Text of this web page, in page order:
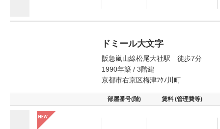
ドミール大文字
阪急嵐山線松尾大社駅 徒歩7分
1990年築 / 3階建
京都市右京区梅津ﾌｹﾉ川町
部屋番号(階) 賃料 (管理費等)